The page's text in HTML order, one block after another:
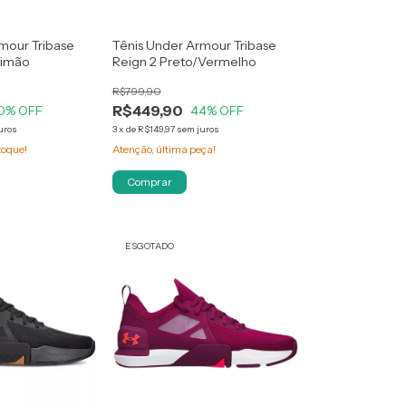
Tribase
% OFF
Tênis Under Armour Tribase
Reign 2 Preto/Vermelho
R$449,90
R$799,90
44% OFF
3x de R$149,97 sem juros
Atenção, última peça!
Comprar
ESGOTADO